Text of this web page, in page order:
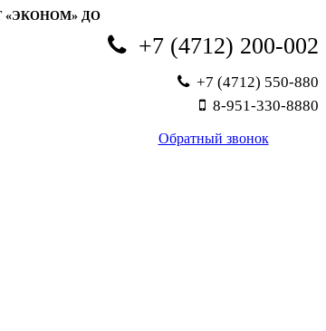
+7 (4712) 200-002
+7 (4712) 550-880
8-951-330-8880
Обратный звонок
«ЭКОНОМ» ДО